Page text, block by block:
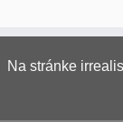
Na stránke